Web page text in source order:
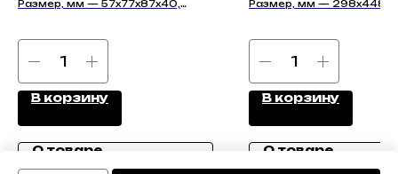
Размер, мм — 57х77х87х40,
В корзину
О товаре
Размер, мм —
В корзину
О товаре